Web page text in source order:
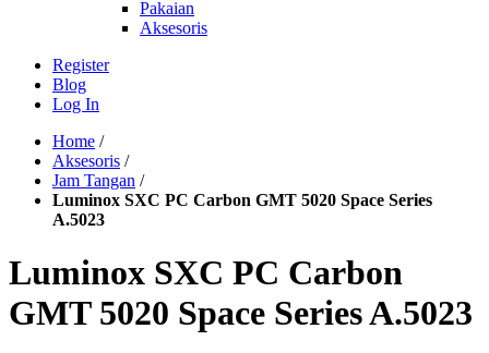
Pakaian
Aksesoris
Register
Blog
Log In
Home /
Aksesoris /
Jam Tangan /
Luminox SXC PC Carbon GMT 5020 Space Series
A.5023
Luminox SXC PC Carbon
GMT 5020 Space Series A.5023